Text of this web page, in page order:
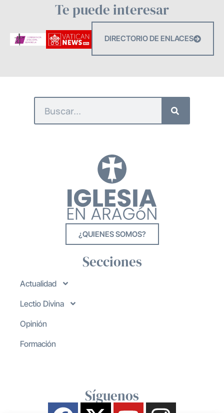
Te puede interesar
DIRECTORIO DE ENLACES
¿QUIENES SOMOS?
Secciones
Actualidad
Lectio Divina
Opinión
Formación
Síguenos